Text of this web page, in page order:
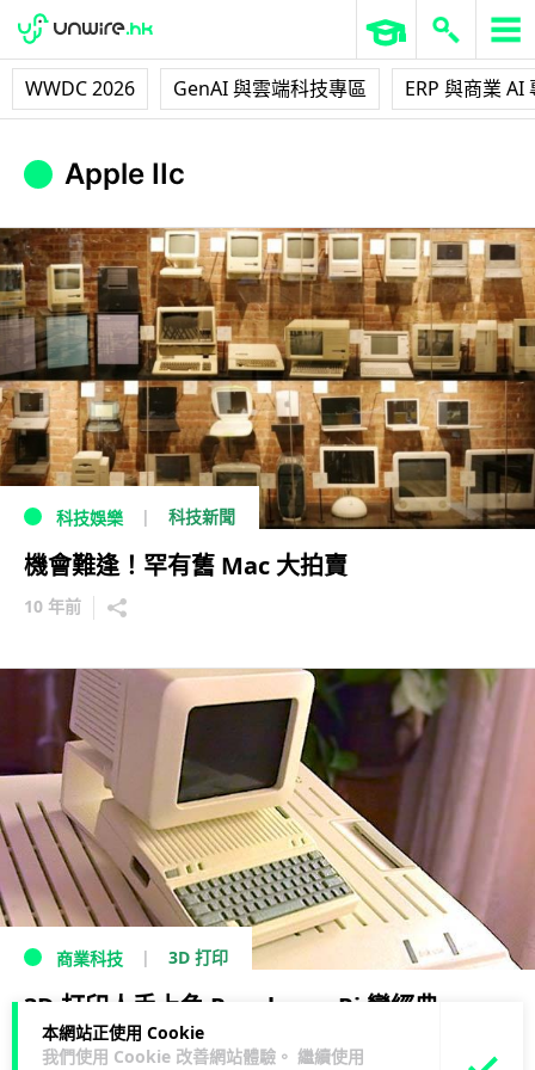
WWDC 2026 GenAI 與雲端科技專區 ERP 與商業 AI
本網站正使用 Cookie
我們使用 Cookie 改善網站體驗。 繼續使用
Apple IIc
科技娛樂 科技新聞
機會難逢！罕有舊 Mac 大拍賣
10 年前
商業科技 3D 打印
3D 打印人手上色 Raspberry Pi 變經典
Apple IIc